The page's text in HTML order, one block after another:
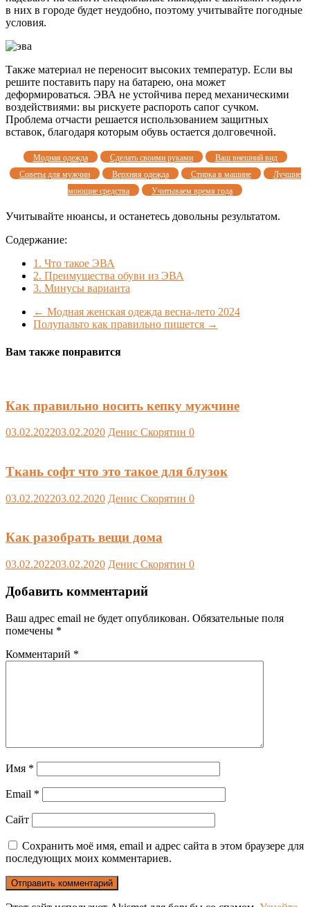
в них в городе будет неудобно, поэтому учитывайте погодные
условия.
Также материал не переносит высоких температур. Если вы
решите поставить пару на батарею, она может
деформироваться. ЭВА не устойчива перед механическими
воздействиями: вы рискуете распороть сапог сучком.
Проблема отчасти решается использованием защитных
вставок, благодаря которым обувь остается долговечной.
Модная одежда Сделать своими руками
Ваш внешний вид
Советы для мужчин
Верхняя одежда Стирка в машине
Лучшие
моющие средства
Учитываем время года
Учитывайте нюансы, и останетесь довольны результатом.
Содержание:
1. Что такое ЭВА
2. Преимущества обуви из ЭВА
3. Минусы варианта
← Модная женская одежда весна-лето 2024
Полупальто как правильно пишется →
Вам также понравится
Как правильно носить кепку мужчине
03.02.202203.02.2020 Денис Скорятин 0
Ткань софт что это такое для блузок
03.02.202203.02.2020 Денис Скорятин 0
Как разобрать вещи дома
03.02.202203.02.2020 Денис Скорятин 0
Добавить комментарий
Ваш адрес email не будет опубликован. Обязательные поля
помечены *
Комментарий *
Имя *
Email *
Сайт
Сохранить моё имя, email и адрес сайта в этом браузере для
последующих моих комментариев.